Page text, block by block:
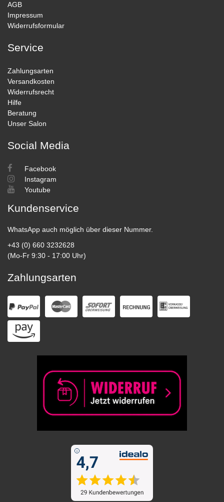
AGB
Impressum
Widerrufsformular
Service
Zahlungsarten
Versandkosten
Widerrufsrecht
Hilfe
Beratung
Unser Salon
Social Media
Facebook
Instagram
Youtube
Kundenservice
WhatsApp auch möglich über dieser Nummer.
+43 (0) 660 3232628
(Mo-Fr 9:30 - 17:00 Uhr)
Zahlungsarten